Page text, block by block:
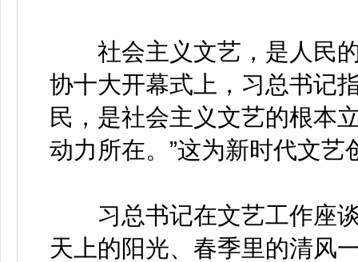
社会主义文艺，是人民的
协十大开幕式上，习总书记
民，是社会主义文艺的根本
动力所在。”这为新时代文
习总书记在文艺工作座谈
天上的阳光、春季里的清风